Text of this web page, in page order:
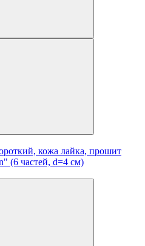
кожа лайка, прошит
(6 частей, d=4 см)